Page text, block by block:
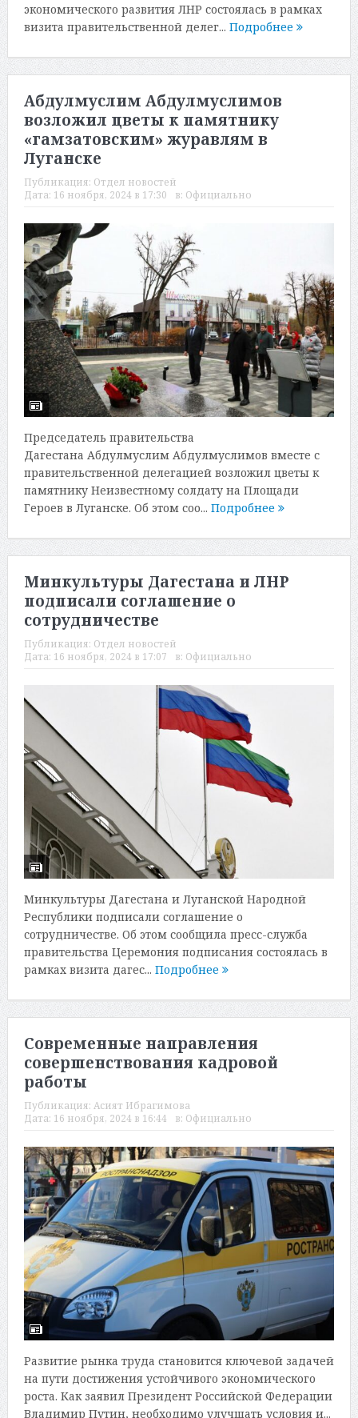
экономического развития ЛНР состоялась в рамках
визита правительственной делег... Подробнее
Абдулмуслим Абдулмуслимов
возложил цветы к памятнику
«гамзатовским» журавлям в
Луганске
Публикация: Отдел новостей
Дата: 16 ноября, 2024 в 17:30 в: Официально
Председатель правительства
Дагестана Абдулмуслим Абдулмуслимов вместе с
правительственной делегацией возложил цветы к
памятнику Неизвестному солдату на Площади
Героев в Луганске. Об этом соо... Подробнее
Минкультуры Дагестана и ЛНР
подписали соглашение о
сотрудничестве
Публикация: Отдел новостей
Дата: 16 ноября, 2024 в 17:07 в: Официально
Минкультуры Дагестана и Луганской Народной
Республики подписали соглашение о
сотрудничестве. Об этом сообщила пресс-служба
правительства Церемония подписания состоялась в
рамках визита дагес... Подробнее
Современные направления
совершенствования кадровой
работы
Публикация: Асият Ибрагимова
Дата: 16 ноября, 2024 в 16:44 в: Официально
Развитие рынка труда становится ключевой задачей
на пути достижения устойчивого экономического
роста. Как заявил Президент Российской Федерации
Владимир Путин, необходимо улучшать условия и...